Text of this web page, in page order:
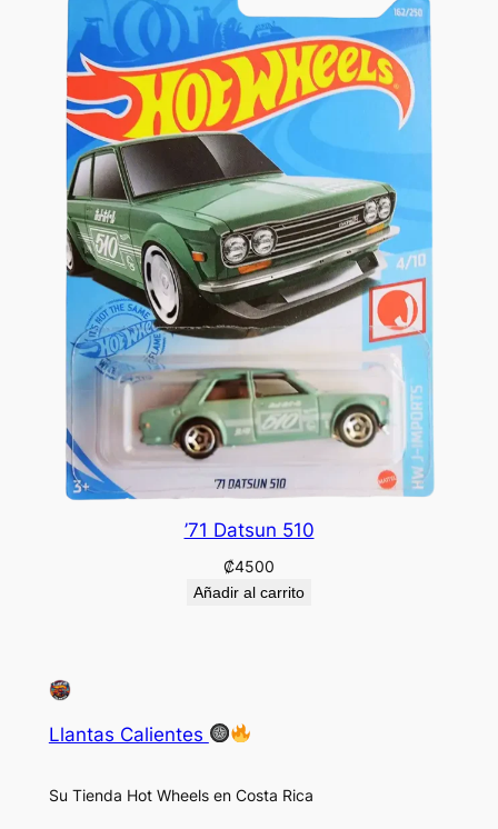
’71 Datsun 510
₡4500
Añadir al carrito
Llantas Calientes
Su Tienda Hot Wheels en Costa Rica